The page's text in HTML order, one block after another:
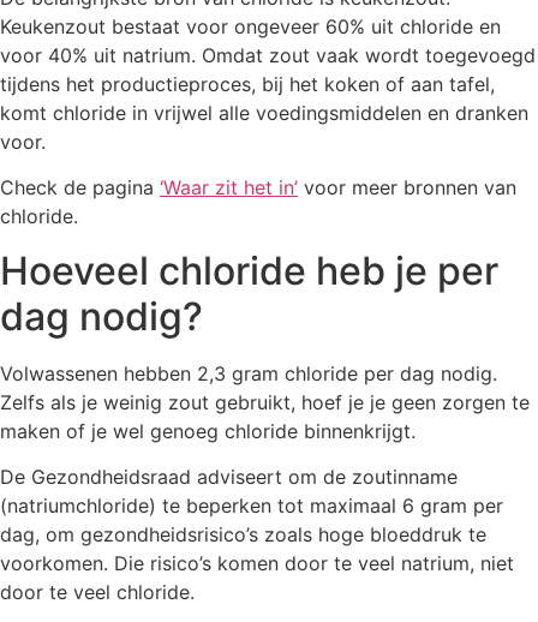
Keukenzout bestaat voor ongeveer 60% uit chloride en
voor 40% uit natrium. Omdat zout vaak wordt toegevoegd
tijdens het productieproces, bij het koken of aan tafel,
komt chloride in vrijwel alle voedingsmiddelen en dranken
voor.
Check de pagina ‘Waar zit het in’ voor meer bronnen van
chloride.
Hoeveel chloride heb je per
dag nodig?
Volwassenen hebben 2,3 gram chloride per dag nodig.
Zelfs als je weinig zout gebruikt, hoef je je geen zorgen te
maken of je wel genoeg chloride binnenkrijgt.
De Gezondheidsraad adviseert om de zoutinname
(natriumchloride) te beperken tot maximaal 6 gram per
dag, om gezondheidsrisico’s zoals hoge bloeddruk te
voorkomen. Die risico’s komen door te veel natrium, niet
door te veel chloride.